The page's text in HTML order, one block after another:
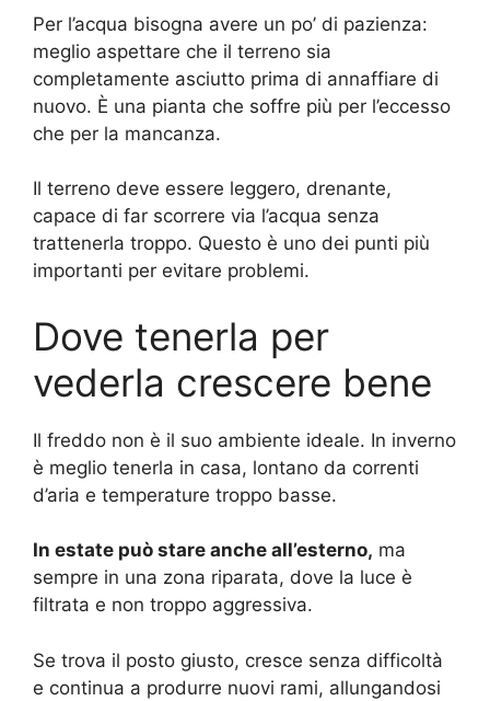
Per l’acqua bisogna avere un po’ di pazienza:
meglio aspettare che il terreno sia
completamente asciutto prima di annaffiare di
nuovo. È una pianta che soffre più per l’eccesso
che per la mancanza.
Il terreno deve essere leggero, drenante,
capace di far scorrere via l’acqua senza
trattenerla troppo. Questo è uno dei punti più
importanti per evitare problemi.
Dove tenerla per
vederla crescere bene
Il freddo non è il suo ambiente ideale. In inverno
è meglio tenerla in casa, lontano da correnti
d’aria e temperature troppo basse.
In estate può stare anche all’esterno, ma
sempre in una zona riparata, dove la luce è
filtrata e non troppo aggressiva.
Se trova il posto giusto, cresce senza difficoltà
e continua a produrre nuovi rami, allungandosi